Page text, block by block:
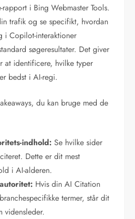
rapport i Bing Webmaster Tools.
trafik og se specifikt, hvordan
i Copilot-interaktioner
søgeresultater. Det giver
at identificere, hvilke typer
bedst i AI-regi.
du kan bruge med de
indhold: Se hvilke sider
Dette er dit mest
i AI-alderen.
Hvis din AI Citation
termer, står dit
vidensleder.